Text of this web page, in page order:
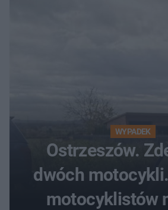
WYPADEK
Ostrzeszów.
dwóch
motocyklistów